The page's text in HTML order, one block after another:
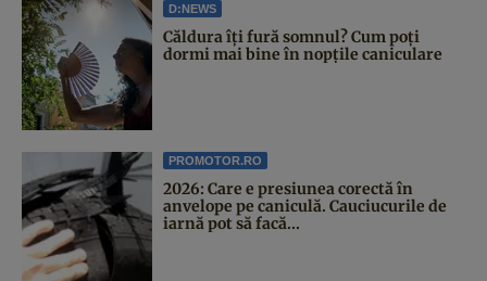
D:NEWS
Căldura îți fură somnul? Cum poți
dormi mai bine în nopțile caniculare
PROMOTOR.RO
2026: Care e presiunea corectă în
anvelope pe caniculă. Cauciucurile de
iarnă pot să facă...